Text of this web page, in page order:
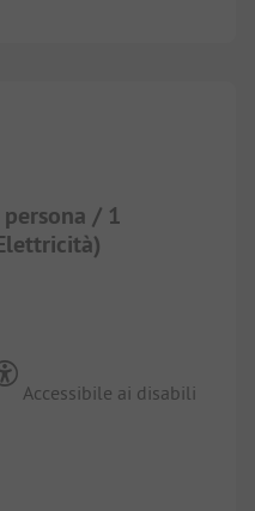
/ 1
Accessibile ai disabili